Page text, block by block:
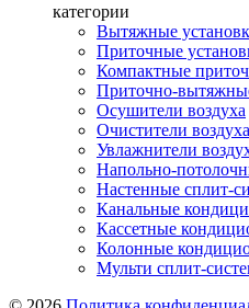
категории
Вытяжные
Приточные
Компактные
Приточно-
Осушители воздуха
Очистители воздуха
Увлажнители
Напольно-
Настенные сплит-
Канальные
Кассетные
Колонные
Мульти сплит-